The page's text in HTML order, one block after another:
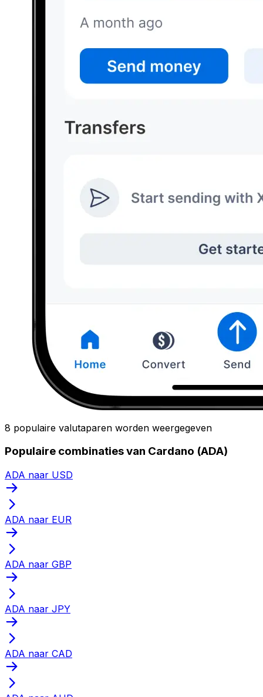
8 populaire valutaparen worden weergegeven
Populaire combinaties van Cardano (ADA)
ADA naar USD
ADA naar EUR
ADA naar GBP
ADA naar JPY
ADA naar CAD